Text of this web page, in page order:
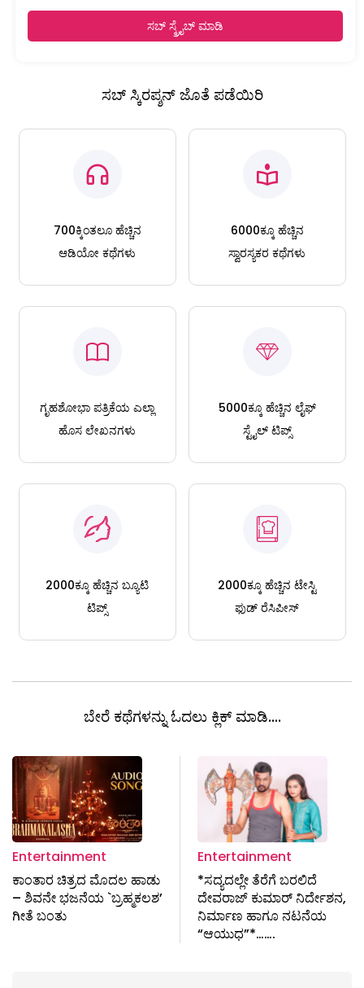
ಸಬ್ ಸ್ಕ್ರೈಬ್ ಮಾಡಿ
ಸಬ್ ಸ್ಕಿರಪ್ಶನ್ ಜೊತೆ ಪಡೆಯಿರಿ
700ಕ್ಕಿಂತಲೂ ಹೆಚ್ಚಿನ
ಆಡಿಯೋ ಕಥೆಗಳು
6000ಕ್ಕೂ ಹೆಚ್ಚಿನ
ಸ್ವಾರಸ್ಯಕರ ಕಥೆಗಳು
ಗೃಹಶೋಭಾ ಪತ್ರಿಕೆಯ ಎಲ್ಲಾ
ಹೊಸ ಲೇಖನಗಳು
5000ಕ್ಕೂ ಹೆಚ್ಚಿನ ಲೈಫ್
ಸ್ಟೈಲ್ ಟಿಪ್ಸ್
2000ಕ್ಕೂ ಹೆಚ್ಚಿನ ಬ್ಯೂಟಿ
ಟಿಪ್ಸ್
2000ಕ್ಕೂ ಹೆಚ್ಚಿನ ಟೇಸ್ಟಿ
ಫುಡ್ ರೆಸಿಪೀಸ್
ಬೇರೆ ಕಥೆಗಳನ್ನು ಓದಲು ಕ್ಲಿಕ್ ಮಾಡಿ....
Entertainment
ಕಾಂತಾರ ಚಿತ್ರದ ಮೊದಲ ಹಾಡು
– ಶಿವನೇ ಭಜನೆಯ `ಬ್ರಹ್ಮಕಲಶʼ
ಗೀತೆ ಬಂತು
Entertainment
*ಸದ್ಯದಲ್ಲೇ ತೆರೆಗೆ ಬರಲಿದೆ
ದೇವರಾಜ್ ಕುಮಾರ್ ನಿರ್ದೇಶನ,
ನಿರ್ಮಾಣ ಹಾಗೂ ನಟನೆಯ
“ಆಯುಧ”*…….